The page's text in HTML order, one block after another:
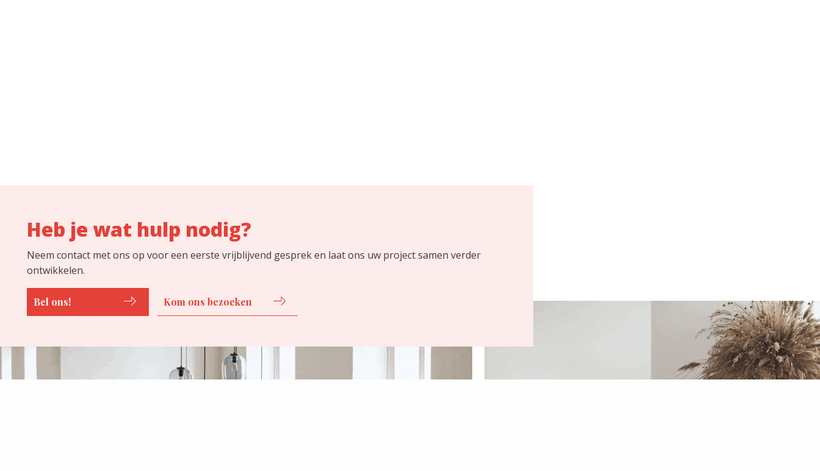
Heb je wat hulp nodig?
Neem contact met ons op voor een eerste vrijblijvend gesprek en laat ons uw project samen verder
ontwikkelen.
Bel ons! Kom ons bezoeken